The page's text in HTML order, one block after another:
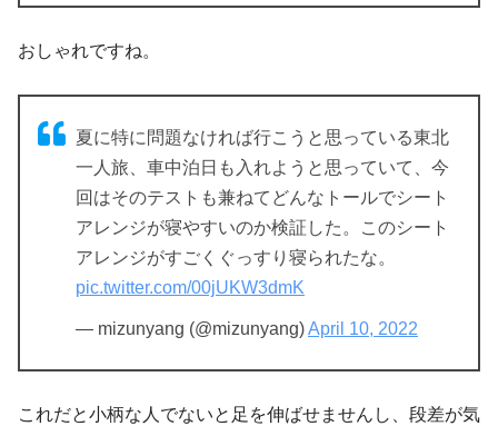
おしゃれですね。
夏に特に問題なければ行こうと思っている東北
一人旅、車中泊日も入れようと思っていて、今
回はそのテストも兼ねてどんなトールでシート
アレンジが寝やすいのか検証した。このシート
アレンジがすごくぐっすり寝られたな。
pic.twitter.com/00jUKW3dmK
— mizunyang (@mizunyang)April 10, 2022
これだと小柄な人でないと足を伸ばせませんし、段差が気